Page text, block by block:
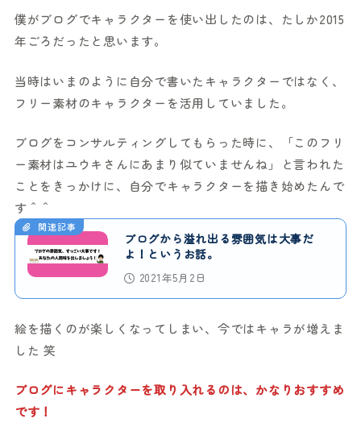
僕がブログでキャラクターを使い出したのは、たしか2015
年ごろだったと思います。
当時はいまのように自分で書いたキャラクターではなく、
フリー素材のキャラクターを活用していました。
ブログをコンサルティングしてもらった時に、「このフリ
ー素材はユウキさんにあまり似ていませんね」と言われた
ことをきっかけに、自分でキャラクターを描き始めたんで
す＾＾
関連記事
ブログから溢れ出る雰囲気は大事だ
よ！というお話。
2021年5月2日
絵を描くのが楽しくなってしまい、今ではキャラが増えま
した 笑
ブログにキャラクターを取り入れるのは、かなりおすすめ
です！